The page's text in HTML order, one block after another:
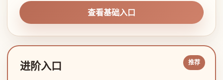
查看基础入口
进阶入口